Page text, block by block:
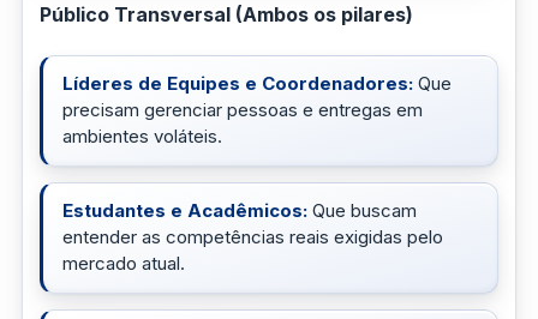
Público Transversal (Ambos os pilares)
Líderes de Equipes e Coordenadores: Que
precisam gerenciar pessoas e entregas em
ambientes voláteis.
Estudantes e Acadêmicos: Que buscam
entender as competências reais exigidas pelo
mercado atual.